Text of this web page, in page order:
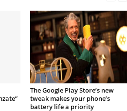
The Google Play Store’s new
tweak makes your phone’s
battery life a priority